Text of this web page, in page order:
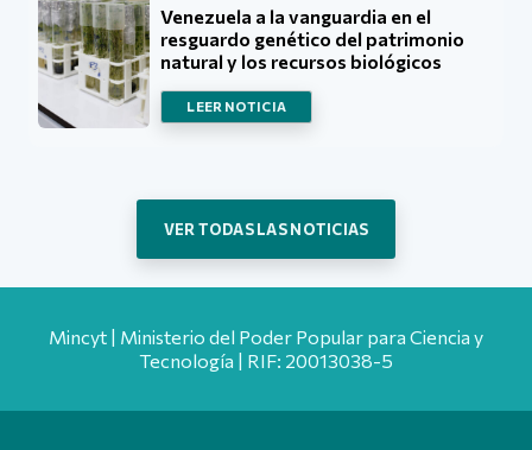
Venezuela a la vanguardia en el
resguardo genético del patrimonio
natural y los recursos biológicos
LEER NOTICIA
VER TODAS LAS NOTICIAS
Mincyt | Ministerio del Poder Popular para Ciencia y
Tecnología | RIF: 20013038-5